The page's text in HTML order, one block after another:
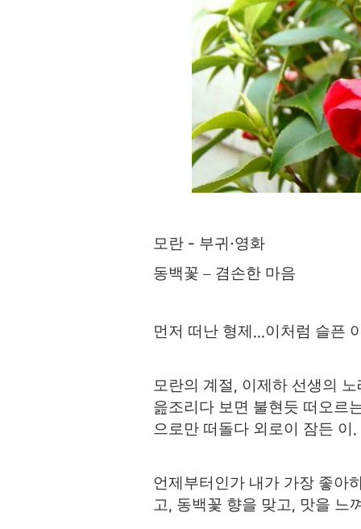
모란 - 부귀 ·영화
동백꽃– 겸손한 마음
먼저 떠난 형제 ...이처럼 슬픈
모란의 계절, 이제하 선생의
읊조리다 보면 불현듯 떠오르
으로만 떠돌다 외로이 잠든 이 .
언제부터인가 내가 가장 좋아
고, 동백꽃 향을 맞고, 맛을 느